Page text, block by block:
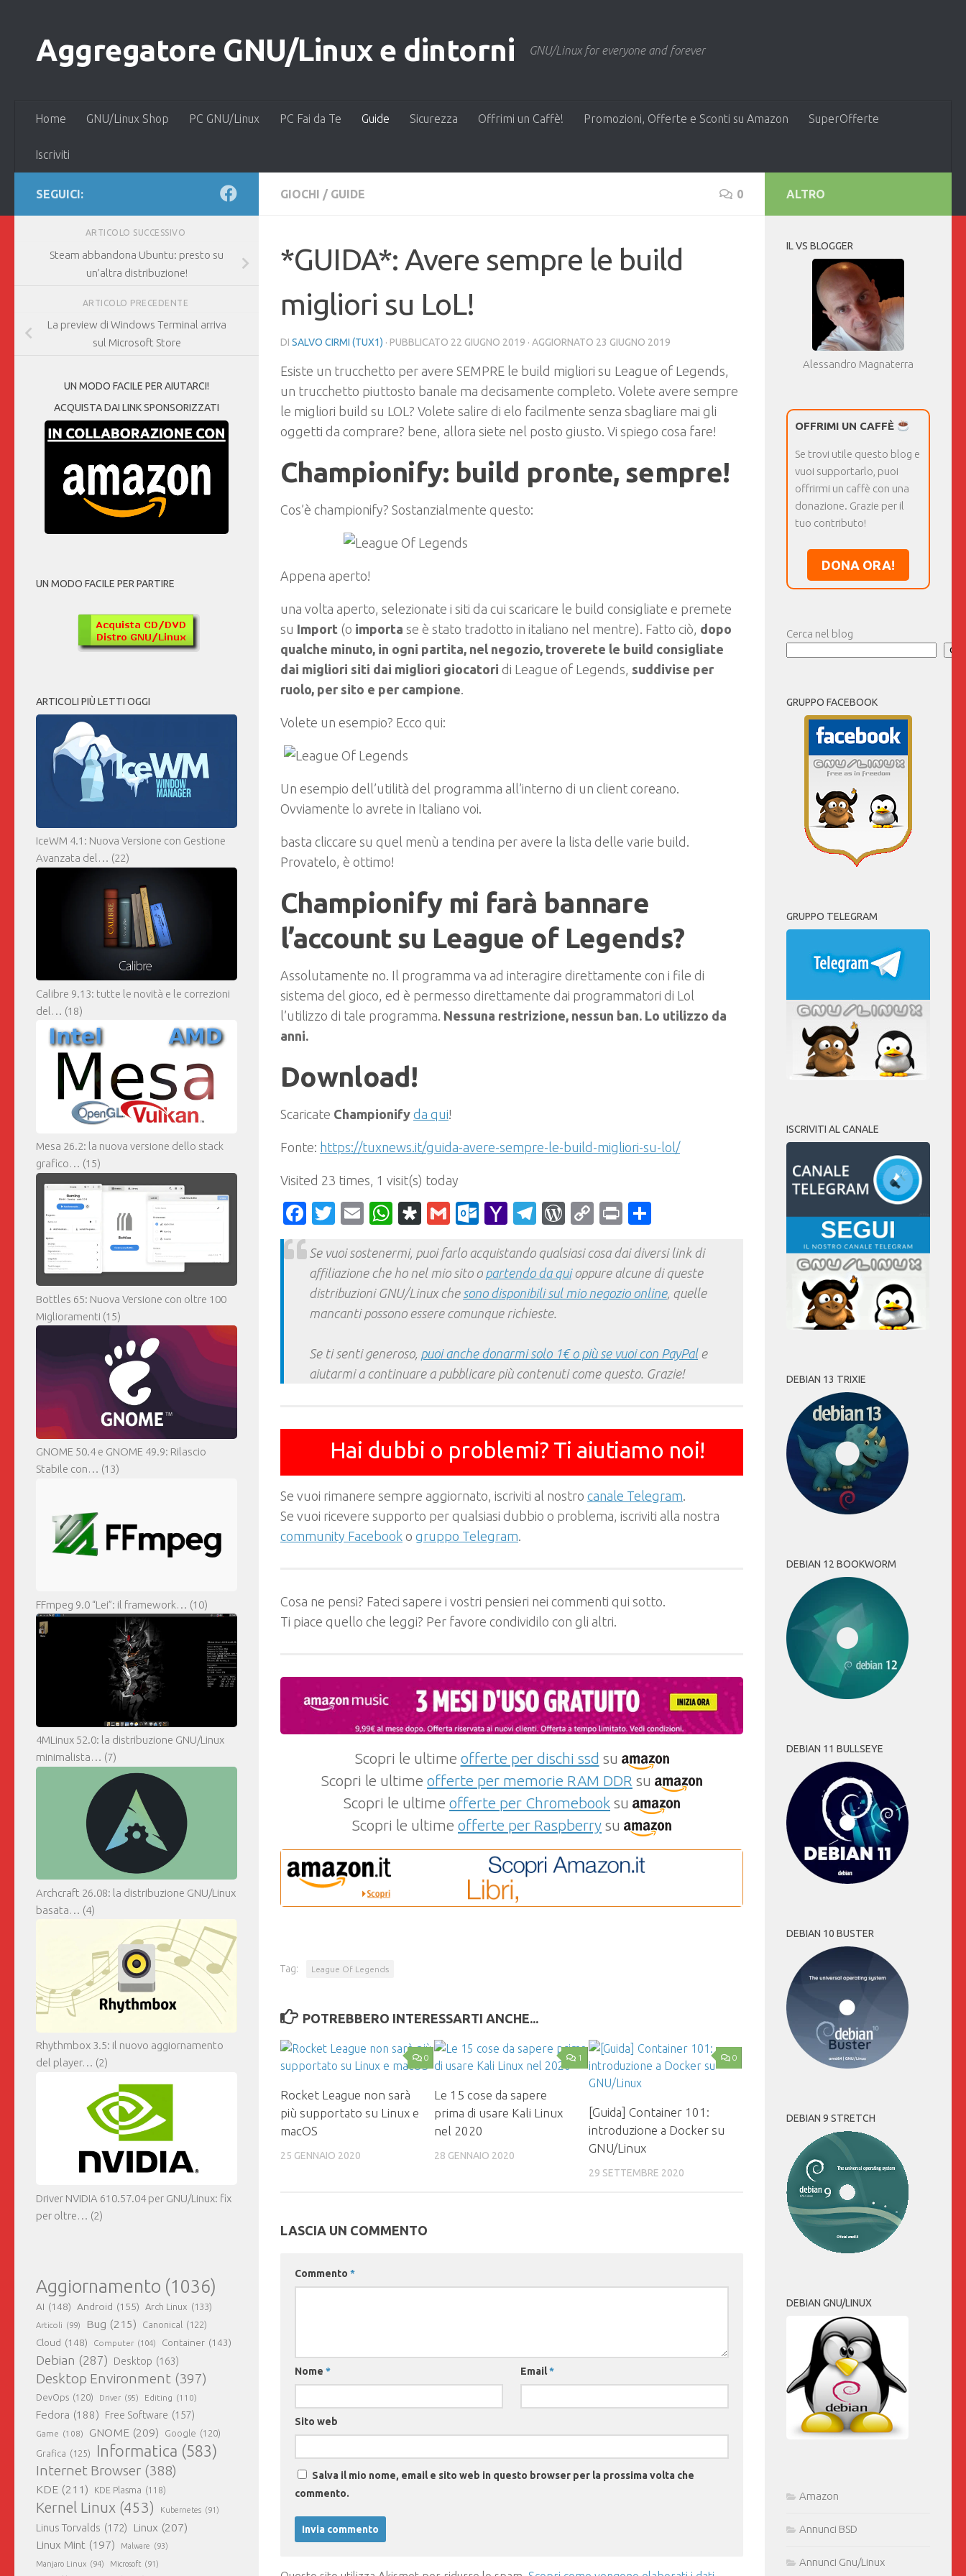
Aggregatore GNU/Linux e dintorni GNU/Linux for everyone and forever
Home GNU/Linux Shop PC GNU/Linux PC Fai da Te Guide Sicurezza Offrimi un Caffè! Promozioni, Offerte e Sconti su Amazon SuperOfferte
Iscriviti
GIOCHI / GUIDE 0
*GUIDA*: Avere sempre le build
migliori su LoL!
DI SALVO CIRMI (TUX1) · PUBBLICATO 22 GIUGNO 2019 · AGGIORNATO 23 GIUGNO 2019
Esiste un trucchetto per avere SEMPRE le build migliori su League of Legends,
un trucchetto piuttosto banale ma decisamente completo. Volete avere sempre
le migliori build su LOL? Volete salire di elo facilmente senza sbagliare mai gli
oggetti da comprare? bene, allora siete nel posto giusto. Vi spiego cosa fare!
Championify: build pronte, sempre!
Cos’è championify? Sostanzialmente questo:
Appena aperto!
una volta aperto, selezionate i siti da cui scaricare le build consigliate e premete
su Import (o importa se è stato tradotto in italiano nel mentre). Fatto ciò, dopo
qualche minuto, in ogni partita, nel negozio, troverete le build consigliate
dai migliori siti dai migliori giocatori di League of Legends, suddivise per
ruolo, per sito e per campione.
Volete un esempio? Ecco qui:
Un esempio dell’utilità del programma all’interno di un client coreano.
Ovviamente lo avrete in Italiano voi.
basta cliccare su quel menù a tendina per avere la lista delle varie build.
Provatelo, è ottimo!
Championify mi farà bannare
l’account su League of Legends?
Assolutamente no. Il programma va ad interagire direttamente con i file di
sistema del gioco, ed è permesso direttamente dai programmatori di Lol
l’utilizzo di tale programma. Nessuna restrizione, nessun ban. Lo utilizzo da
anni.
Download!
Scaricate Championify da qui!
Fonte: https://tuxnews.it/guida-avere-sempre-le-build-migliori-su-lol/
Visited 23 times, 1 visit(s) today
Facebook
Twitter
EmailWhatsApp
Diaspora
GmailOutlook.com
YahooTelegram
WordPress
CopyPrint
Se vuoi sostenermi, puoi farlo acquistando qualsiasi cosa dai diversi link di
affiliazione che ho nel mio sito o partendo da quioppure alcune di queste
distribuzioni GNU/Linux che sono disponibili sul mio negozio online, quelle
mancanti possono essere comunque richieste.
Se ti senti generoso, puoi anche donarmi solo 1€ o più se vuoi con PayPale
aiutarmi a continuare a pubblicare più contenuti come questo. Grazie!
Hai dubbi o problemi? Ti aiutiamo noi!
Se vuoi rimanere sempre aggiornato, iscriviti al nostro canale Telegram.
Se vuoi ricevere supporto per qualsiasi dubbio o problema, iscriviti alla nostra
community Facebook o gruppo Telegram.
Cosa ne pensi? Fateci sapere i vostri pensieri nei commenti qui sotto.
Ti piace quello che leggi? Per favore condividilo con gli altri.
Scopri le ultime offerte per dischi ssd su
Scopri le ultime offerte per memorie RAM DDR su
Scopri le ultime offerte per Chromebook su
Scopri le ultime offerte per Raspberry su
Tag: League Of Legends
POTREBBERO INTERESSARTI ANCHE...
0
Rocket League non sarà
più supportato su Linux e
macOS
25 GENNAIO 2020
1
Le 15 cose da sapere
prima di usare Kali Linux
nel 2020
28 GENNAIO 2020
0
[Guida] Container 101:
introduzione a Docker su
GNU/Linux
29 SETTEMBRE 2020
LASCIA UN COMMENTO
Commento *
Nome * Email*
Sito web
Salva il mio nome, email e sito web in questo browser per la prossima volta che
commento.
SEGUICI:
ARTICOLO SUCCESSIVO
Steam abbandona Ubuntu: presto su
un’altra distribuzione!
ARTICOLO PRECEDENTE
La preview di Windows Terminal arriva
sul Microsoft Store
UN MODO FACILE PER AIUTARCI!
ACQUISTA DAI LINK SPONSORIZZATI
UN MODO FACILE PER PARTIRE
ARTICOLI PIÙ LETTI OGGI
IceWM 4.1: Nuova Versione con Gestione
Avanzata del… (22)
Calibre 9.13: tutte le novità e le correzioni
del… (18)
Mesa 26.2: la nuova versione dello stack
grafico… (15)
Bottles 65: Nuova Versione con oltre 100
Miglioramenti (15)
GNOME 50.4 e GNOME 49.9: Rilascio
Stabile con… (13)
FFmpeg 9.0 “Lei”: il framework… (10)
4MLinux 52.0: la distribuzione GNU/Linux
minimalista… (7)
Archcraft 26.08: la distribuzione GNU/Linux
basata… (4)
Rhythmbox 3.5: il nuovo aggiornamento
del player… (2)
Driver NVIDIA 610.57.04 per GNU/Linux: fix
per oltre… (2)
Aggiornamento (1036)
AI (148) Android (155) Arch Linux (133)
Articoli (99) Bug (215) Canonical (122)
Cloud (148) Computer (104) Container (143)
Debian (287) Desktop (163)
Desktop Environment (397)
DevOps (120) Driver (95) Editing (110)
Fedora (188) Free Software (157)
Game (108) GNOME (209) Google (120)
Grafica (125) Informatica (583)
Internet Browser (388)
KDE (211) KDE Plasma (118)
Kernel Linux (453) Kubernetes (91)
Linus Torvalds (172) Linux (207)
Linux Mint (197) Malware (93)
Manjaro Linux (94) Microsoft (91)
ALTRO
IL VS BLOGGER
Alessandro Magnaterra
OFFRIMI UN CAFFÈ
Se trovi utile questo blog e
vuoi supportarlo, puoi
offrirmi un caffè con una
donazione. Grazie per il
tuo contributo!
DONA ORA!
Cerca nel blog
GRUPPO FACEBOOK
GRUPPO TELEGRAM
ISCRIVITI AL CANALE
DEBIAN 13 TRIXIE
DEBIAN 12 BOOKWORM
DEBIAN 11 BULLSEYE
DEBIAN 10 BUSTER
DEBIAN 9 STRETCH
DEBIAN GNU/LINUX
Amazon
Annunci BSD
Annunci Gnu/Linux